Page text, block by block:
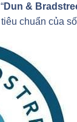
Dun &
chuẩn của